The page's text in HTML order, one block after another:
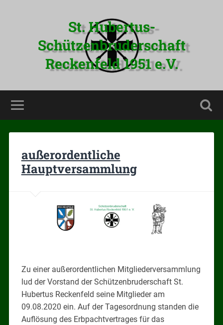
St. Hubertus-
Schützenbruderschaft
Reckenfeld 1951 e.V.
außerordentliche
Hauptversammlung
Zu einer außerordentlichen Mitgliederversammlung
lud der Vorstand der Schützenbruderschaft St.
Hubertus Reckenfeld seine Mitglieder am
09.08.2020 ein. Auf der Tagesordnung standen die
Auflösung des Erbpachtvertrages für das